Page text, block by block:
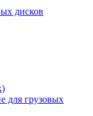
дисков
для грузовых